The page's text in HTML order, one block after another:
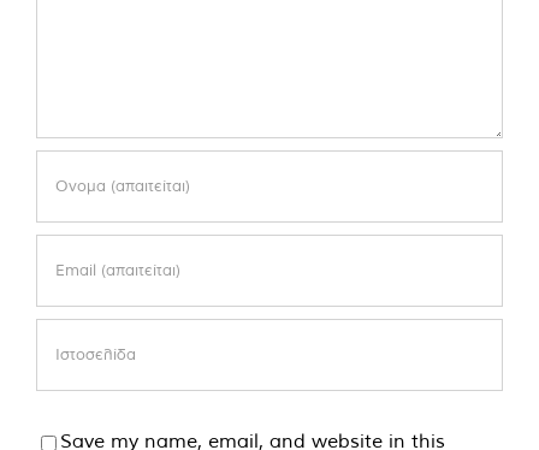
Save my name, email, and website in this